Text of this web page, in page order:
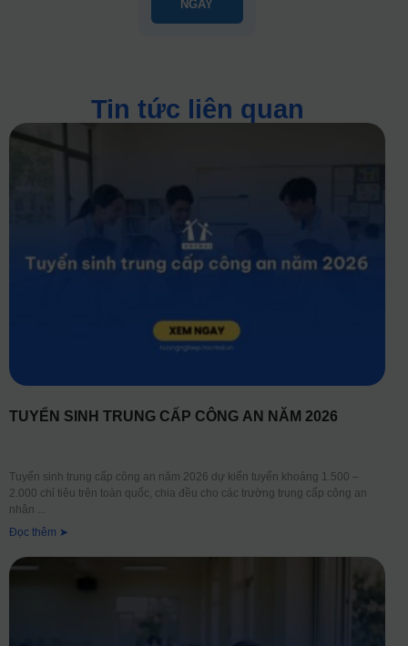
NGAY
Tin tức liên quan
TUYỂN SINH TRUNG CẤP CÔNG AN NĂM 2026
Tuyển sinh trung cấp công an năm 2026 dự kiến tuyển khoảng 1.500 –
2.000 chỉ tiêu trên toàn quốc, chia đều cho các trường trung cấp công an
nhân
Đọc thêm ➤